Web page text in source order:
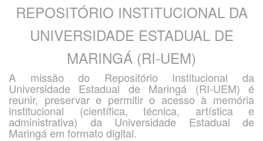
REPOSITÓRIO INSTITUCIONAL DA
UNIVERSIDADE ESTADUAL DE
MARINGÁ (RI-UEM)
A missão do Repositório Institucional da
Universidade Estadual de Maringá (RI-UEM) é
reunir, preservar e permitir o acesso à memória
institucional (científica, técnica, artística e
administrativa) da Universidade Estadual de
Maringá em formato digital.